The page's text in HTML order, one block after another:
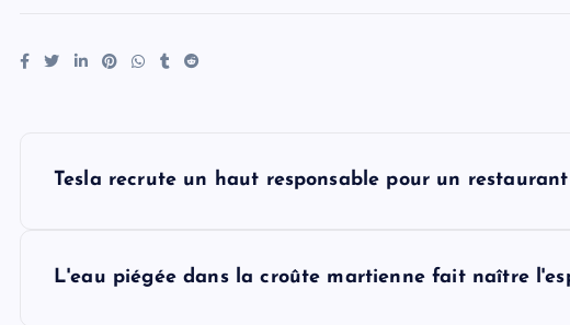
Tesla recrute un haut responsable pour un
L'eau piégée dans la croûte martienne fait naître